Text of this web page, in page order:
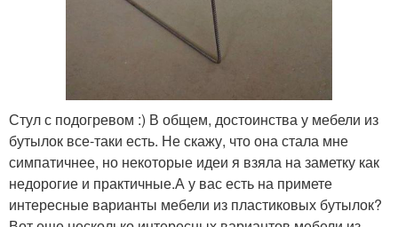
Стул с подогревом :) В общем, достоинства у мебели из
бутылок все-таки есть. Не скажу, что она стала мне
симпатичнее, но некоторые идеи я взяла на заметку как
недорогие и практичные.А у вас есть на примете
интересные варианты мебели из пластиковых бутылок?